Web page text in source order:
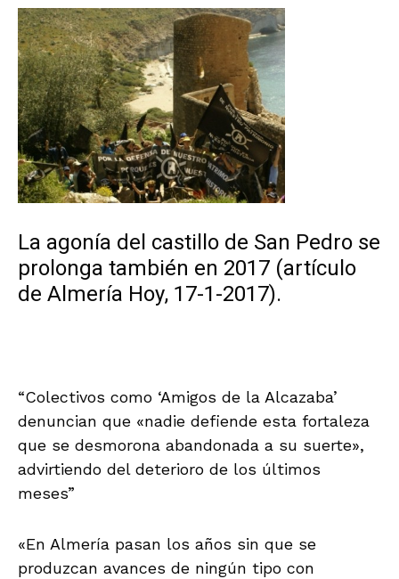
La agonía del castillo de San Pedro se
prolonga también en 2017 (artículo
de Almería Hoy, 17-1-2017).
“Colectivos como ‘Amigos de la Alcazaba’
denuncian que «nadie defiende esta fortaleza
que se desmorona abandonada a su suerte»,
advirtiendo del deterioro de los últimos
meses”
«En Almería pasan los años sin que se
produzcan avances de ningún tipo con